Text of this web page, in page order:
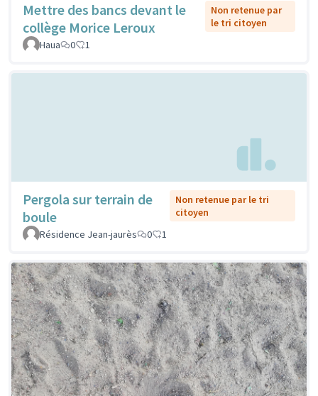
Mettre des bancs devant le
collège Morice Leroux
Non retenue par
le tri citoyen
Haua
0 1
Pergola sur terrain de
boule
Non retenue par le tri
citoyen
Résidence Jean-jaurès
0 1